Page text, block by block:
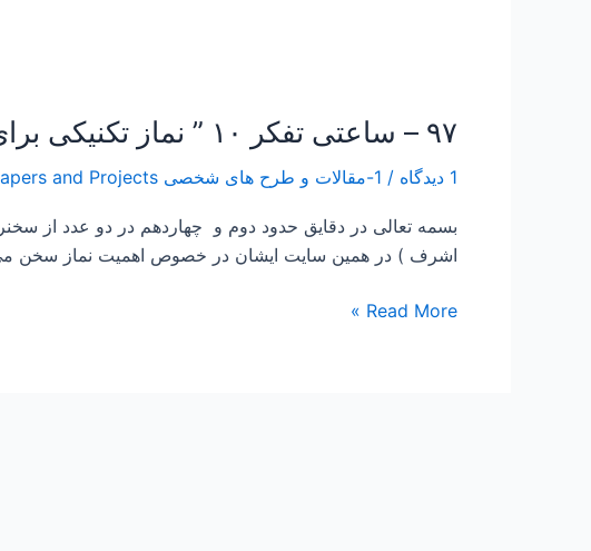
۹۷ – ساعتی تفکر ۱۰ ” نماز تکنیکی برای آرامش”
1 دیدگاه / 1-مقالات و طرح های شخصی Papers and Projects
بسمه تعالی در دقایق حدود دوم و چهاردهم در دو عدد از
اشرف ) در همین سایت ایشان در خصوص اهمیت نماز سخن می
۹۷
ساعتی
۱۰
Read More »